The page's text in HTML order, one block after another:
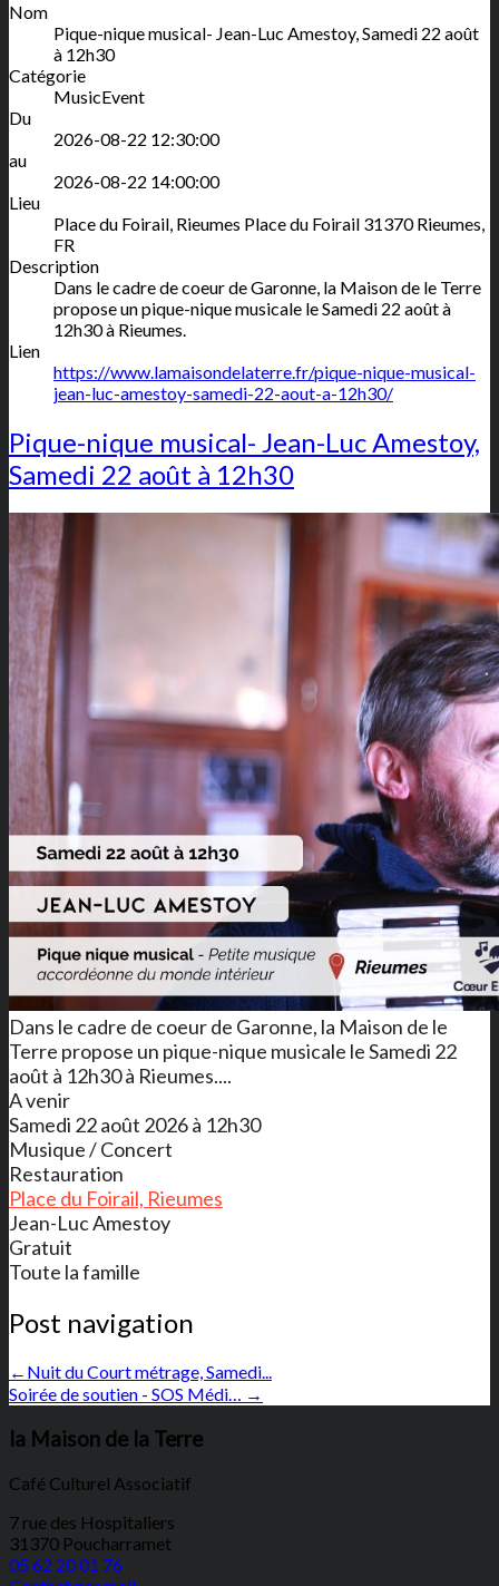
Nom
Pique-nique musical- Jean-Luc Amestoy, Samedi 22 août
à 12h30
Catégorie
MusicEvent
Du
2026-08-22 12:30:00
au
2026-08-22 14:00:00
Lieu
Place du Foirail, Rieumes Place du Foirail 31370 Rieumes,
FR
Description
Dans le cadre de coeur de Garonne, la Maison de le Terre
propose un pique-nique musicale le Samedi 22 août à
12h30 à Rieumes.
Lien
https://www.lamaisondelaterre.fr/pique-nique-musical-
jean-luc-amestoy-samedi-22-aout-a-12h30/
Pique-nique musical- Jean-Luc Amestoy,
Samedi 22 août à 12h30
Dans le cadre de coeur de Garonne, la Maison de le
Terre propose un pique-nique musicale le Samedi 22
août à 12h30 à Rieumes....
A venir
Samedi 22 août 2026 à 12h30
Musique / Concert
Restauration
Place du Foirail, Rieumes
Jean-Luc Amestoy
Gratuit
Toute la famille
Post navigation
← Nuit du Court métrage, Samedi...
Soirée de soutien - SOS Médi… →
la Maison de la Terre
Café Culturel Associatif
7 rue des Hospitaliers
31370 Poucharramet
05 62 20 01 76